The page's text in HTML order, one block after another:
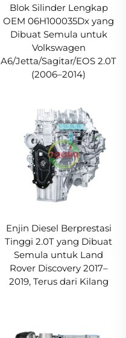
Blok Silinder Lengkap
OEM 06H100035Dx yang
Dibuat Semula untuk
Volkswagen
A6/Jetta/Sagitar/EOS 2.0T
(2006–2014)
Enjin Diesel Berprestasi
Tinggi 2.0T yang Dibuat
Semula untuk Land
Rover Discovery 2017–
2019, Terus dari Kilang